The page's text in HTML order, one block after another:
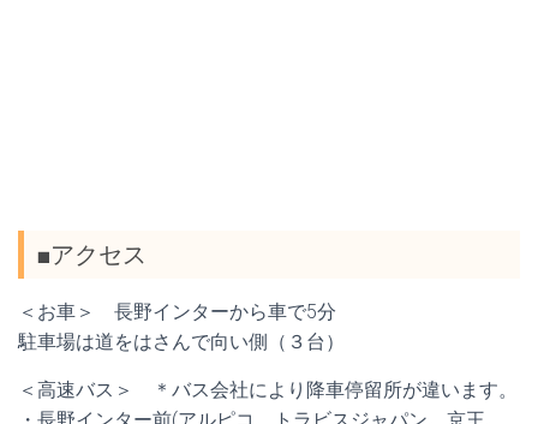
■アクセス
＜お車＞ 長野インターから車で5分
駐車場は道をはさんで向い側（３台）
＜高速バス＞ ＊バス会社により降車停留所が違います。
・長野インター前(アルピコ、トラビスジャパン、京王、